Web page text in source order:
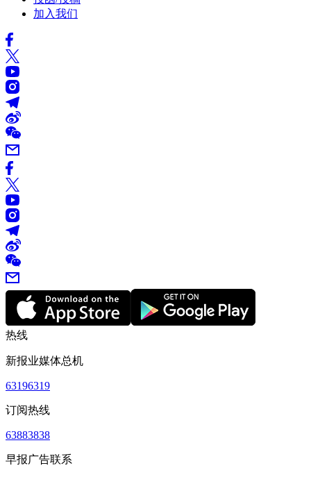
加入我们
热线
新报业媒体总机
63196319
订阅热线
63883838
早报广告联系